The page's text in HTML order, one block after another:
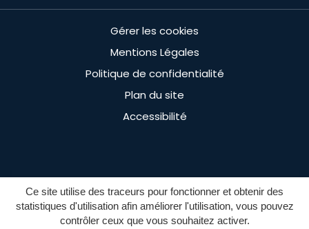
Ce site utilise des traceurs pour fonctionner et obtenir des
statistiques d'utilisation afin améliorer l'utilisation, vous pouvez
contrôler ceux que vous souhaitez activer.
Gérer les cookies
Mentions Légales
Politique de confidentialité
Plan du site
Accessibilité